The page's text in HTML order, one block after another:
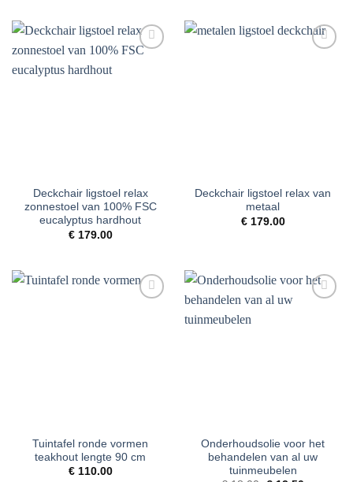
Deckchair ligstoel relax
zonnestoel van 100% FSC
eucalyptus hardhout
€179.00
Deckchair ligstoel relax van
metaal
€179.00
Tuintafel ronde vormen
teakhout lengte 90 cm
€110.00
Onderhoudsolie voor het
behandelen van al uw
tuinmeubelen